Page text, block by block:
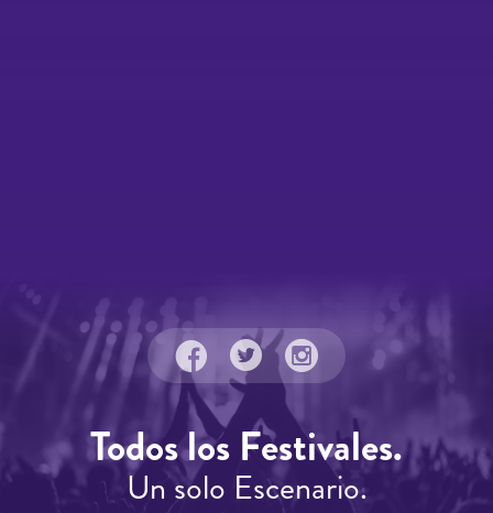
Todos los Festivales.
Un solo Escenario.